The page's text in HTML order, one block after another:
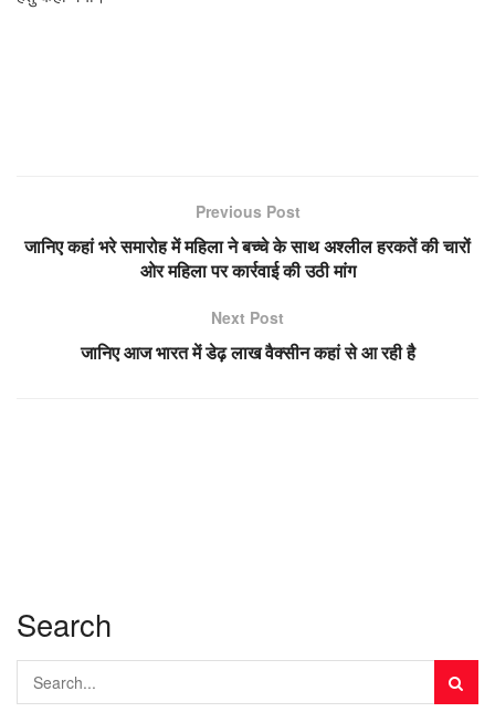
Previous Post
जानिए कहां भरे समारोह में महिला ने बच्चे के साथ अश्लील हरकतें की चारों
ओर महिला पर कार्रवाई की उठी मांग
Next Post
जानिए आज भारत में डेढ़ लाख वैक्सीन कहां से आ रही है
Search